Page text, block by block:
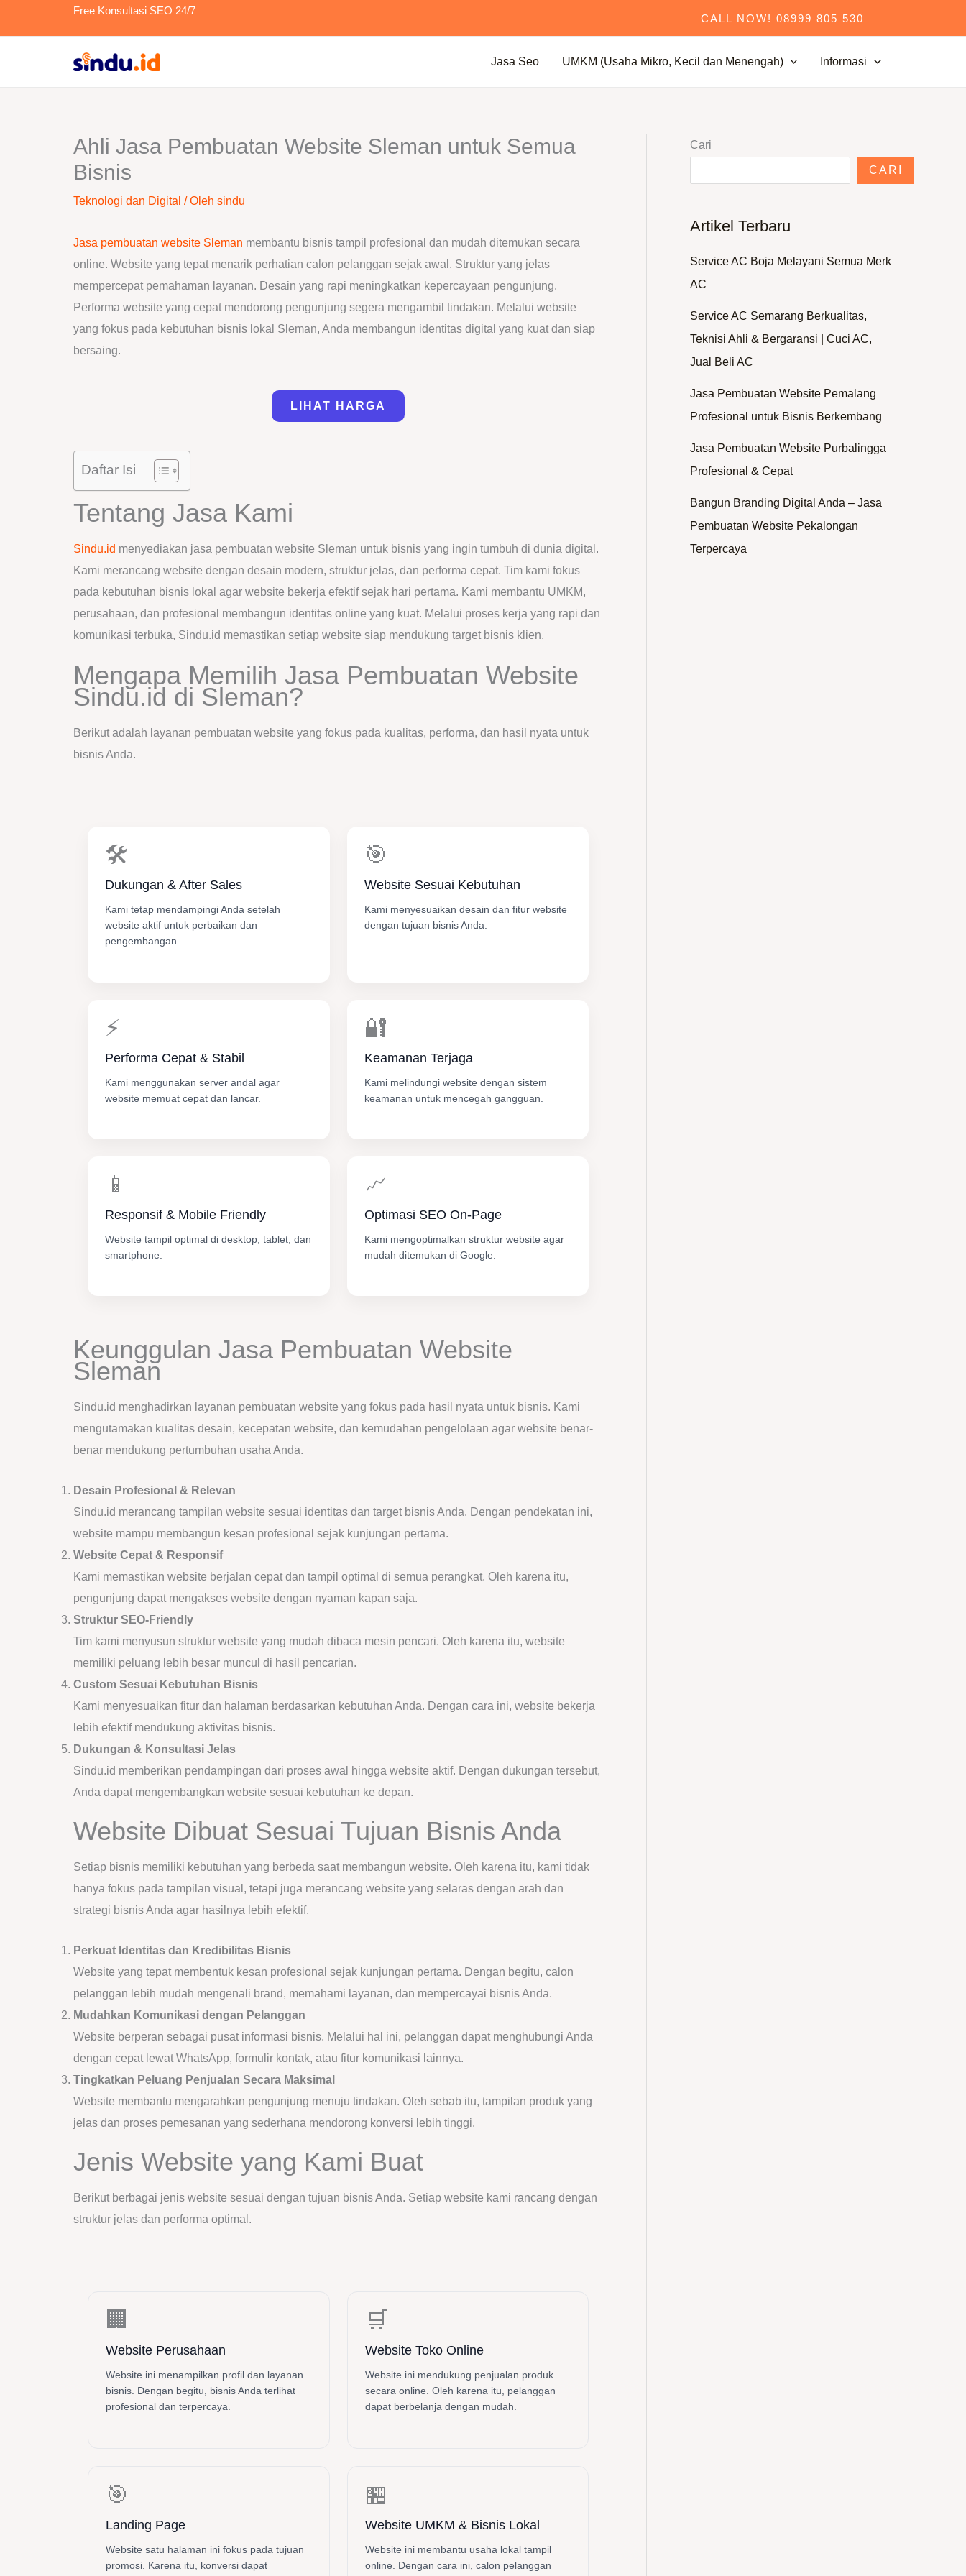
Free Konsultasi SEO 24/7
CALL NOW! 08999 805 530
Jasa Seo UMKM (Usaha Mikro, Kecil dan Menengah) Informasi
Ahli Jasa Pembuatan Website Sleman untuk Semua
Bisnis
Teknologi dan Digital / Oleh sindu
Jasa pembuatan website Sleman membantu bisnis tampil profesional dan mudah ditemukan secara
online. Website yang tepat menarik perhatian calon pelanggan sejak awal. Struktur yang jelas
mempercepat pemahaman layanan. Desain yang rapi meningkatkan kepercayaan pengunjung.
Performa website yang cepat mendorong pengunjung segera mengambil tindakan. Melalui website
yang fokus pada kebutuhan bisnis lokal Sleman, Anda membangun identitas digital yang kuat dan siap
bersaing.
LIHAT HARGA
Daftar Isi
Tentang Jasa Kami
Sindu.id menyediakan jasa pembuatan website Sleman untuk bisnis yang ingin tumbuh di dunia digital.
Kami merancang website dengan desain modern, struktur jelas, dan performa cepat. Tim kami fokus
pada kebutuhan bisnis lokal agar website bekerja efektif sejak hari pertama. Kami membantu UMKM,
perusahaan, dan profesional membangun identitas online yang kuat. Melalui proses kerja yang rapi dan
komunikasi terbuka, Sindu.id memastikan setiap website siap mendukung target bisnis klien.
Mengapa Memilih Jasa Pembuatan Website
Sindu.id di Sleman?
Berikut adalah layanan pembuatan website yang fokus pada kualitas, performa, dan hasil nyata untuk
bisnis Anda.
🛠️
Dukungan & After Sales
Kami tetap mendampingi Anda setelah
website aktif untuk perbaikan dan
pengembangan.
🎯
Website Sesuai Kebutuhan
Kami menyesuaikan desain dan fitur website
dengan tujuan bisnis Anda.
⚡
Performa Cepat & Stabil
Kami menggunakan server andal agar
website memuat cepat dan lancar.
🔐
Keamanan Terjaga
Kami melindungi website dengan sistem
keamanan untuk mencegah gangguan.
📱
Responsif & Mobile Friendly
Website tampil optimal di desktop, tablet, dan
smartphone.
📈
Optimasi SEO On-Page
Kami mengoptimalkan struktur website agar
mudah ditemukan di Google.
Keunggulan Jasa Pembuatan Website
Sleman
Sindu.id menghadirkan layanan pembuatan website yang fokus pada hasil nyata untuk bisnis. Kami
mengutamakan kualitas desain, kecepatan website, dan kemudahan pengelolaan agar website benar-
benar mendukung pertumbuhan usaha Anda.
Desain Profesional & Relevan
Sindu.id merancang tampilan website sesuai identitas dan target bisnis Anda. Dengan pendekatan ini,
website mampu membangun kesan profesional sejak kunjungan pertama.
Website Cepat & Responsif
Kami memastikan website berjalan cepat dan tampil optimal di semua perangkat. Oleh karena itu,
pengunjung dapat mengakses website dengan nyaman kapan saja.
Struktur SEO-Friendly
Tim kami menyusun struktur website yang mudah dibaca mesin pencari. Oleh karena itu, website
memiliki peluang lebih besar muncul di hasil pencarian.
Custom Sesuai Kebutuhan Bisnis
Kami menyesuaikan fitur dan halaman berdasarkan kebutuhan Anda. Dengan cara ini, website bekerja
lebih efektif mendukung aktivitas bisnis.
Dukungan & Konsultasi Jelas
Sindu.id memberikan pendampingan dari proses awal hingga website aktif. Dengan dukungan tersebut,
Anda dapat mengembangkan website sesuai kebutuhan ke depan.
Website Dibuat Sesuai Tujuan Bisnis Anda
Setiap bisnis memiliki kebutuhan yang berbeda saat membangun website. Oleh karena itu, kami tidak
hanya fokus pada tampilan visual, tetapi juga merancang website yang selaras dengan arah dan
strategi bisnis Anda agar hasilnya lebih efektif.
Perkuat Identitas dan Kredibilitas Bisnis
Website yang tepat membentuk kesan profesional sejak kunjungan pertama. Dengan begitu, calon
pelanggan lebih mudah mengenali brand, memahami layanan, dan mempercayai bisnis Anda.
Mudahkan Komunikasi dengan Pelanggan
Website berperan sebagai pusat informasi bisnis. Melalui hal ini, pelanggan dapat menghubungi Anda
dengan cepat lewat WhatsApp, formulir kontak, atau fitur komunikasi lainnya.
Tingkatkan Peluang Penjualan Secara Maksimal
Website membantu mengarahkan pengunjung menuju tindakan. Oleh sebab itu, tampilan produk yang
jelas dan proses pemesanan yang sederhana mendorong konversi lebih tinggi.
Jenis Website yang Kami Buat
Berikut berbagai jenis website sesuai dengan tujuan bisnis Anda. Setiap website kami rancang dengan
struktur jelas dan performa optimal.
🏢
Website Perusahaan
Website ini menampilkan profil dan layanan
bisnis. Dengan begitu, bisnis Anda terlihat
profesional dan terpercaya.
🛒
Website Toko Online
Website ini mendukung penjualan produk
secara online. Oleh karena itu, pelanggan
dapat berbelanja dengan mudah.
🎯
Landing Page
Website satu halaman ini fokus pada tujuan
promosi. Karena itu, konversi dapat
🏪
Website UMKM & Bisnis Lokal
Website ini membantu usaha lokal tampil
online. Dengan cara ini, calon pelanggan
Cari
CARI
Artikel Terbaru
Service AC Boja Melayani Semua Merk
AC
Service AC Semarang Berkualitas,
Teknisi Ahli & Bergaransi | Cuci AC,
Jual Beli AC
Jasa Pembuatan Website Pemalang
Profesional untuk Bisnis Berkembang
Jasa Pembuatan Website Purbalingga
Profesional & Cepat
Bangun Branding Digital Anda – Jasa
Pembuatan Website Pekalongan
Terpercaya